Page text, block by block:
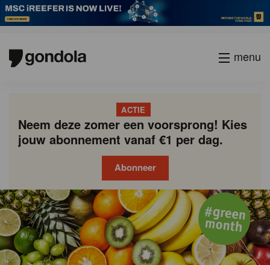
menu
ACTIE
Neem deze zomer een voorsprong! Kies
jouw abonnement vanaf €1 per dag.
Abonneer
Gondola
academy
Gondola
society